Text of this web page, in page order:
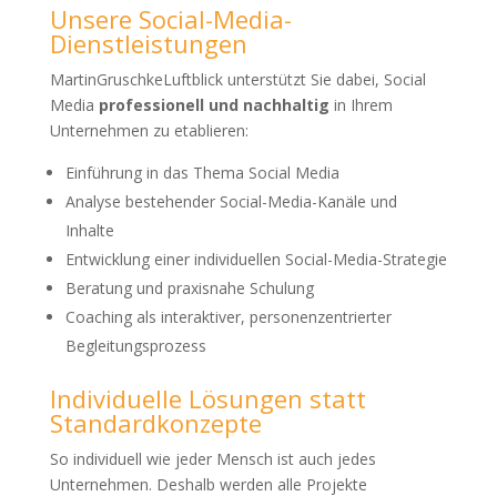
Unsere Social-Media-
Dienstleistungen
MartinGruschkeLuftblick unterstützt Sie dabei, Social
Media professionell und nachhaltig in Ihrem
Unternehmen zu etablieren:
Einführung in das Thema Social Media
Analyse bestehender Social-Media-Kanäle und
Inhalte
Entwicklung einer individuellen Social-Media-Strategie
Beratung und praxisnahe Schulung
Coaching als interaktiver, personenzentrierter
Begleitungsprozess
Individuelle Lösungen statt
Standardkonzepte
So individuell wie jeder Mensch ist auch jedes
Unternehmen. Deshalb werden alle Projekte